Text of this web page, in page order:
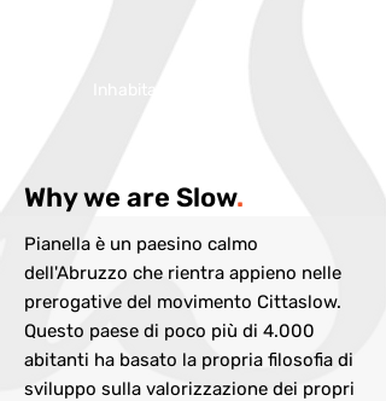
Why we are Slow.
Pianella è un paesino calmo
dell'Abruzzo che rientra appieno nelle
prerogative del movimento Cittaslow.
Questo paese di poco più di 4.000
abitanti ha basato la propria filosofia di
sviluppo sulla valorizzazione dei propri